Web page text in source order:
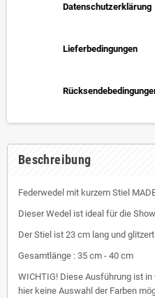
Datenschutzerklärung
Lieferbedingungen
Beschreibung
Federwedel mit kurzem Stiel
Dieser Wedel ist ideal für die
Der Stiel ist 23 cm lang und glitzert
Gesamtlänge : 35 cm - 40 cm
WICHTIG! Diese Ausführung ist
hier keine Auswahl der Farben